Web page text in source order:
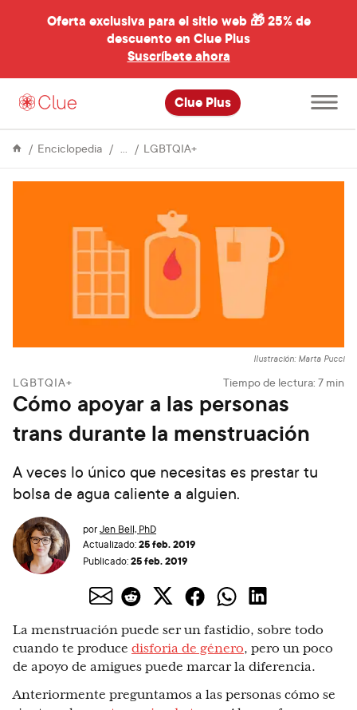
Oferta exclusiva para el sitio web 🎁25% de
descuento en Clue Plus
Suscríbete ahora
Clue Plus
Abre
el
menú
Enciclopedia
Vida LGBTQIA+Cómo
durante
menstruación
Ilustración: Marta Pucci
LGBTQIA+ Tiempo de lectura: 7 min
Cómo apoyar a las personas
trans durante la menstruación
A veces lo único que necesitas es prestar tu
bolsa de agua caliente a alguien.
porJen Bell, PhD
Actualizado:25 feb. 2019
Publicado:25 feb. 2019
La menstruación puede ser un fastidio, sobre todo
cuando te produce disforia de género, pero un poco
de apoyo de amigues puede marcar la diferencia.
Anteriormente preguntamos a las personas cómo se